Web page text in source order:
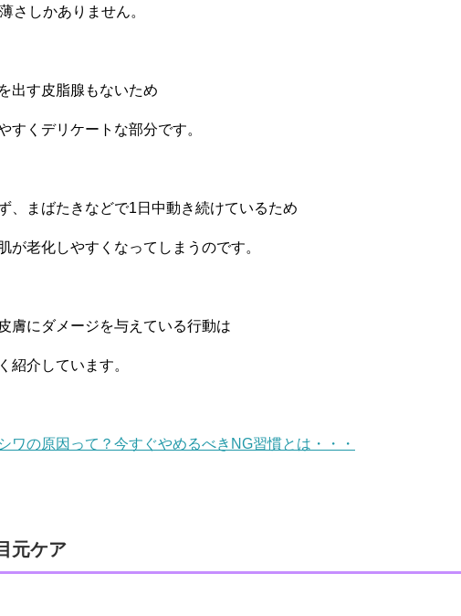
さしかありません。
出す皮脂腺もないため
すくデリケートな部分です。
、まばたきなどで1日中動き続けているため
が老化しやすくなってしまうのです。
膚にダメージを与えている行動は
紹介しています。
ワの原因って？今すぐやめるべきNG習慣とは・・・
元ケア